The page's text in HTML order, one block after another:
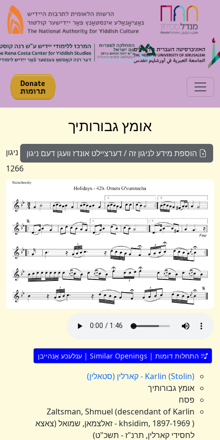
Toggle navigation
אומץ גבורותיך
הוספת מידע לניגון זה / דערציילט אונדז וועגן דעם ניגון ניגון
1266
התחלות דומות | Similar Openings | ענלעכע אָנהייבן
Karlin (Stolin) - קארלין (סטאלין)
אומץ גבורותיך
פסח
Zaltsman, Shmuel (descendant of Karlin
khsidim, 1897-1969 ) - זאלצמאן, שמואל (צאצא
לחסידי קארלין, תרנ"ז - תשכ"ט)